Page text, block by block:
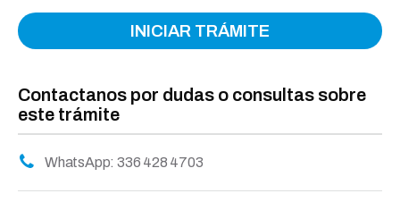
INICIAR TRÁMITE
Contactanos por dudas o consultas sobre
este trámite
WhatsApp: 336 428 4703